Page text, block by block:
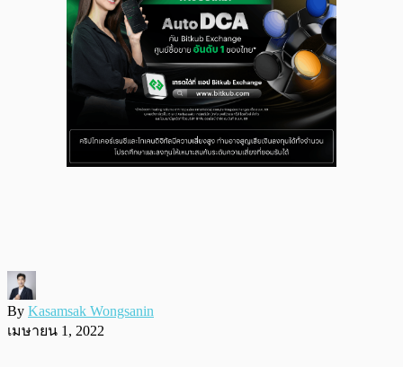
By Kasamsak Wongsanin
เมษายน 1, 2022